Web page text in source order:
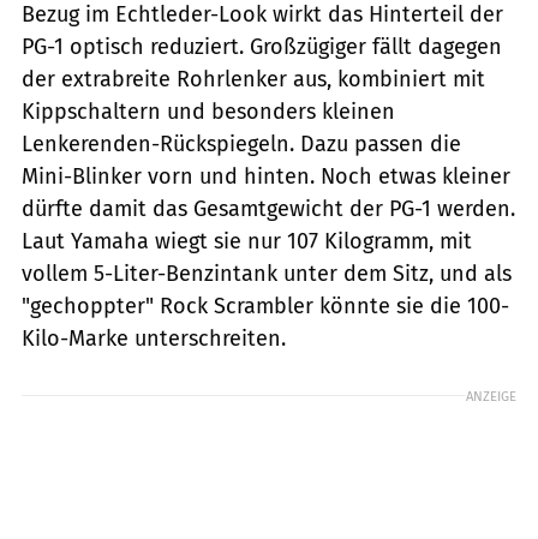
Bezug im Echtleder-Look wirkt das Hinterteil der
PG-1 optisch reduziert. Großzügiger fällt dagegen
der extrabreite Rohrlenker aus, kombiniert mit
Kippschaltern und besonders kleinen
Lenkerenden-Rückspiegeln. Dazu passen die
Mini-Blinker vorn und hinten. Noch etwas kleiner
dürfte damit das Gesamtgewicht der PG-1 werden.
Laut Yamaha wiegt sie nur 107 Kilogramm, mit
vollem 5-Liter-Benzintank unter dem Sitz, und als
"gechoppter" Rock Scrambler könnte sie die 100-
Kilo-Marke unterschreiten.
ANZEIGE